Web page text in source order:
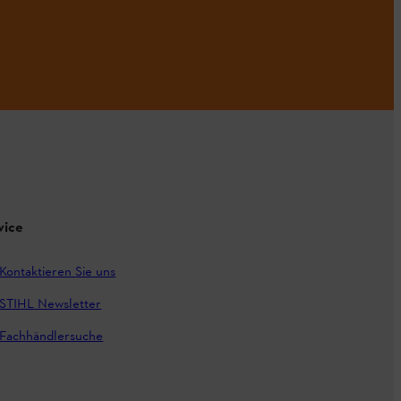
Kontaktieren Sie uns
STIHL Newsletter
Fachhändlersuche